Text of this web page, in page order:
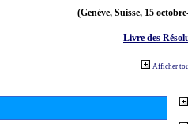
(Genève, Suisse, 15
Livre des
Afficher